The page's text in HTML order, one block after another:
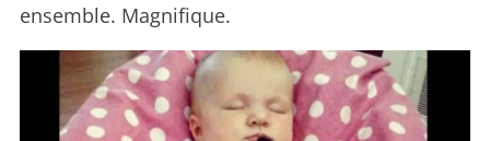
ensemble. Magnifique.